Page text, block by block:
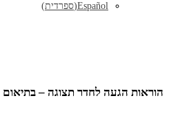
Español
(ספרדית)
הוראות הגעה לחדר תצוגה –